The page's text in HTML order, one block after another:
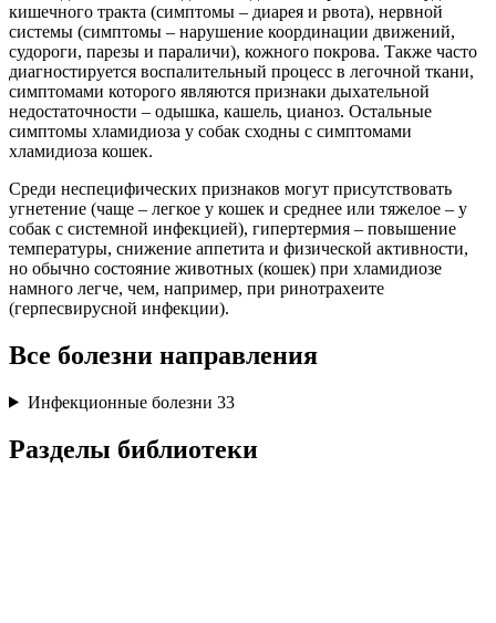
кишечного тракта (симптомы – диарея и рвота), нервной
системы (симптомы – нарушение координации движений,
судороги, парезы и параличи), кожного покрова. Также часто
диагностируется воспалительный процесс в легочной ткани,
симптомами которого являются признаки дыхательной
недостаточности – одышка, кашель, цианоз. Остальные
симптомы хламидиоза у собак сходны с симптомами
хламидиоза кошек.
Среди неспецифических признаков могут присутствовать
угнетение (чаще – легкое у кошек и среднее или тяжелое – у
собак с системной инфекцией), гипертермия – повышение
температуры, снижение аппетита и физической активности,
но обычно состояние животных (кошек) при хламидиозе
намного легче, чем, например, при ринотрахеите
(герпесвирусной инфекции).
Все болезни направления
Инфекционные болезни 33
Разделы библиотеки